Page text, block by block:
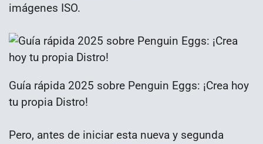
imágenes ISO.
Guía rápida 2025 sobre Penguin Eggs: ¡Crea hoy
tu propia Distro!
Pero, antes de iniciar esta nueva y segunda